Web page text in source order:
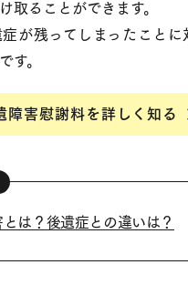
取ることができます。
が残ってしまったことに
す。
障害慰謝料を詳しく知る
は？後遺症との違いは？